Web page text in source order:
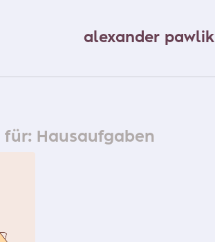
alexander pawlik
für: Hausaufgaben